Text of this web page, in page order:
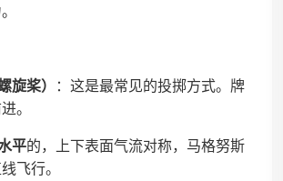
旋桨）
：这是最常见的投掷方式。牌
。
平的，上下表面气流对称，马格努斯
飞行。